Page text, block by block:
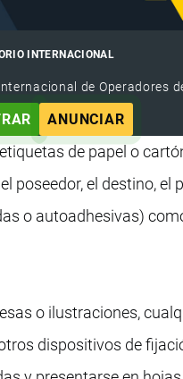
INTERNACIONAL
de Operadores
ANUNCIAR
de papel o
poseedor, el destino, el
o autoadhesivas)
o ilustraciones,
dispositivos de